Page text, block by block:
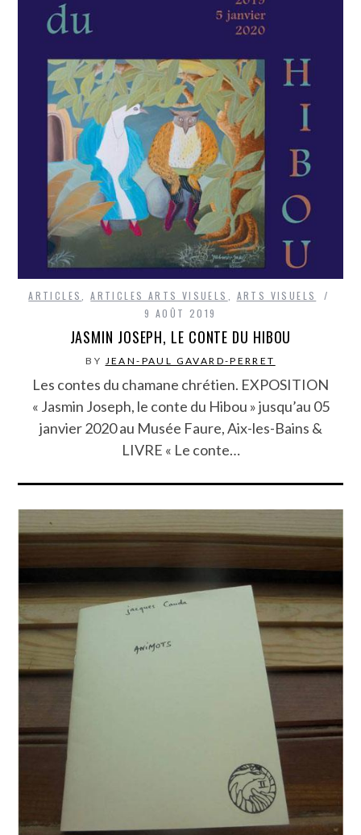
ARTICLES ,ARTICLES ARTS VISUELS
ARTS VISUELS
9 AOÛT 2019
JASMIN JOSEPH, LE CONTE DU HIBOU
BY JEAN-PAUL GAVARD-PERRET
Les contes du chamane chrétien. EXPOSITION
« Jasmin Joseph, le conte du Hibou » jusqu’au 05
janvier 2020 au Musée Faure, Aix-les-Bains &
LIVRE « Le conte…